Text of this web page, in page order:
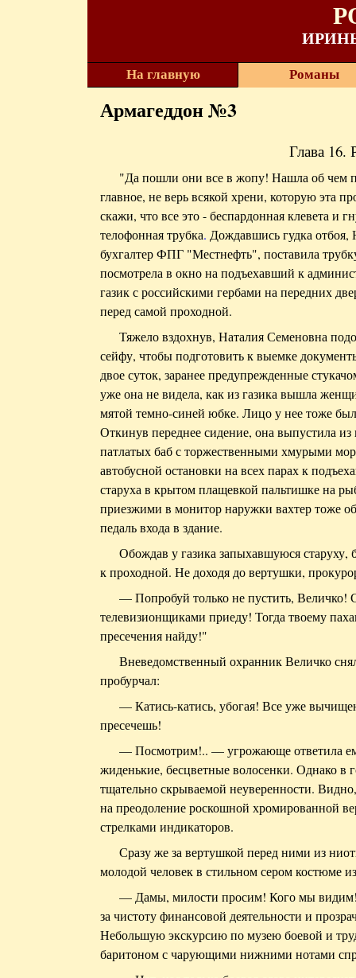
На главную Романы
Армагеддон №3
Глава
"Да пошли они все в жопу! Нашла об чем
главное, не верь всякой хрени, которую эта
скажи, что все это - беспардонная клевета и
телофонная трубка. Дождавшись гудка
бухгалтер ФПГ "Местнефть", поставила
посмотрела в окно на подъехавший к
газик с российскими гербами на передних
перед самой проходной.
Тяжело вздохнув, Наталия Семеновна
сейфу, чтобы подготовить к выемке
двое суток, заранее предупрежденные
уже она не видела, как из газика вышла
мятой темно-синей юбке. Лицо у нее тоже
Откинув переднее сидение, она выпустила из
патлатых баб с торжественными хмурыми
автобусной остановки на всех парах к
старуха в крытом плащевкой пальтишке на
приезжими в монитор наружки вахтер тоже
педаль входа в здание.
Обождав у газика запыхавшуюся старуху,
к проходной. Не доходя до вертушки,
— Попробуй только не пустить,
телевизионщиками приеду! Тогда твоему
пресечения найду!"
Вневедомственный охранник Величко
пробурчал:
— Катись-катись, убогая! Все уже
пресечешь!
— Посмотрим!.. — угрожающе ответила
жиденькие, бесцветные волосенки. Однако в
тщательно скрываемой неуверенности.
на преодоление роскошной хромированной
стрелками индикаторов.
Сразу же за вертушкой перед ними из
молодой человек в стильном сером костюме
— Дамы, милости просим! Кого мы видим!
за чистоту финансовой деятельности и
Небольшую экскурсию по музею боевой и
баритоном с чарующими нижними нотами